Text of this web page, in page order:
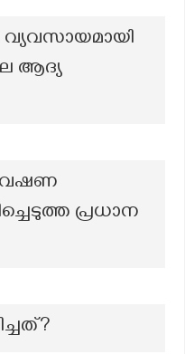
വ്യവസായമായി
ആദ്യ
പ്രധാന